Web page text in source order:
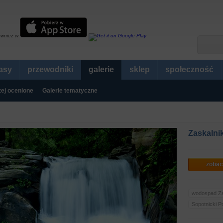
w
przewodniki galerie sklep społeczność
ocenione Galerie tematyczne
wodospad
Sopotnicki